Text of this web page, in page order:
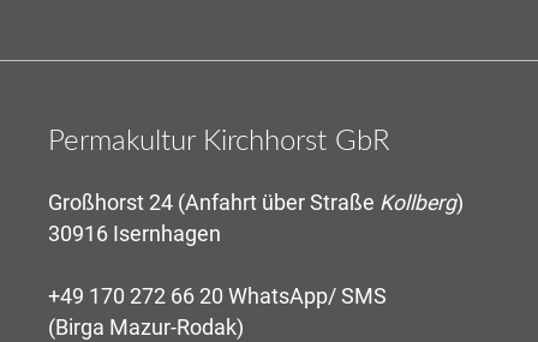
Permakultur Kirchhorst GbR
Großhorst 24 (Anfahrt über Straße Kollberg)
30916 Isernhagen
+49 170 272 66 20 WhatsApp/ SMS
(Birga Mazur-Rodak)